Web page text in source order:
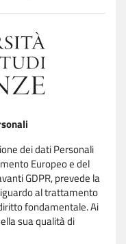
dei dati Personali
Europeo e del
GDPR, prevede la
al trattamento
fondamentale. Ai
sua qualità di